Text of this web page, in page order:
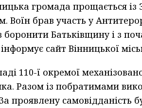
громада прощається
Воїн брав участь у
боронити Батьківщину і з
сайт Вінницької
110-ї окремої
Разом із побратимами
проявлену